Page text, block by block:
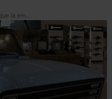
CV-1, el auto eléctrico con el que la empresa rusa Kalashnikov quiere competir contra Tesla